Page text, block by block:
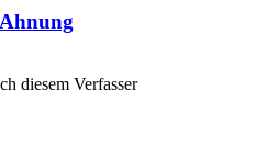
diesem Verfasser